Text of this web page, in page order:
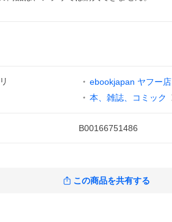
ebookjapan ヤフー店
本、雑誌、コミック
B00166751486
この商品を共有する